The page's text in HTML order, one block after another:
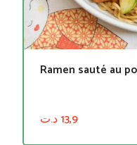
Ramen sauté au
13,9د.ت